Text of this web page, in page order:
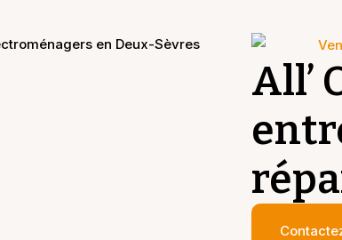
All’